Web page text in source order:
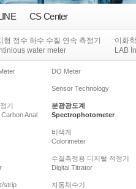
CS Center
형 정수 하수 수질 연속 측정기
water meter
이화
LAB
DO Meter
Sensor Technology
기
Anal
분광광도계
Spectrophotometer
비색계
Colorimeter
수질측정용 디지털 적정기
Digital Titrator
strip
자동채수기